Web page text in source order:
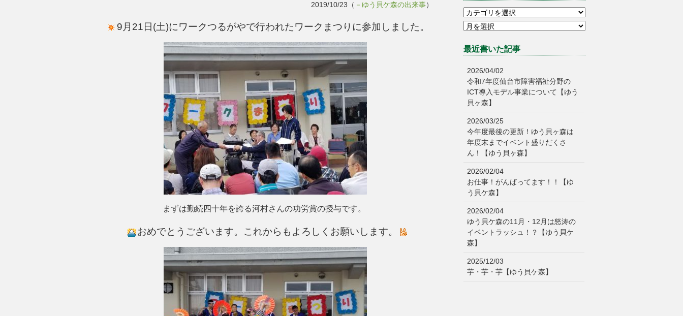
2019/10/23（ －ゆう貝ケ森の出来事）
9月21日(土)にワークつるがやで行われたワークまつりに参加しました。
まずは勤続四十年を誇る河村さんの功労賞の授与です。
おめでとうございます。これからもよろしくお願いします。
最近書いた記事
2026/04/02
令和7年度仙台市障害福祉分野の
ICT導入モデル事業について【ゆう
貝ヶ森】
2026/03/25
今年度最後の更新！ゆう貝ヶ森は
年度末までイベント盛りだくさ
ん！【ゆう貝ヶ森】
2026/02/04
お仕事！がんばってます！！【ゆ
う貝ケ森】
2026/02/04
ゆう貝ケ森の11月・12月は怒涛の
イベントラッシュ！？【ゆう貝ケ
森】
2025/12/03
芋・芋・芋【ゆう貝ケ森】